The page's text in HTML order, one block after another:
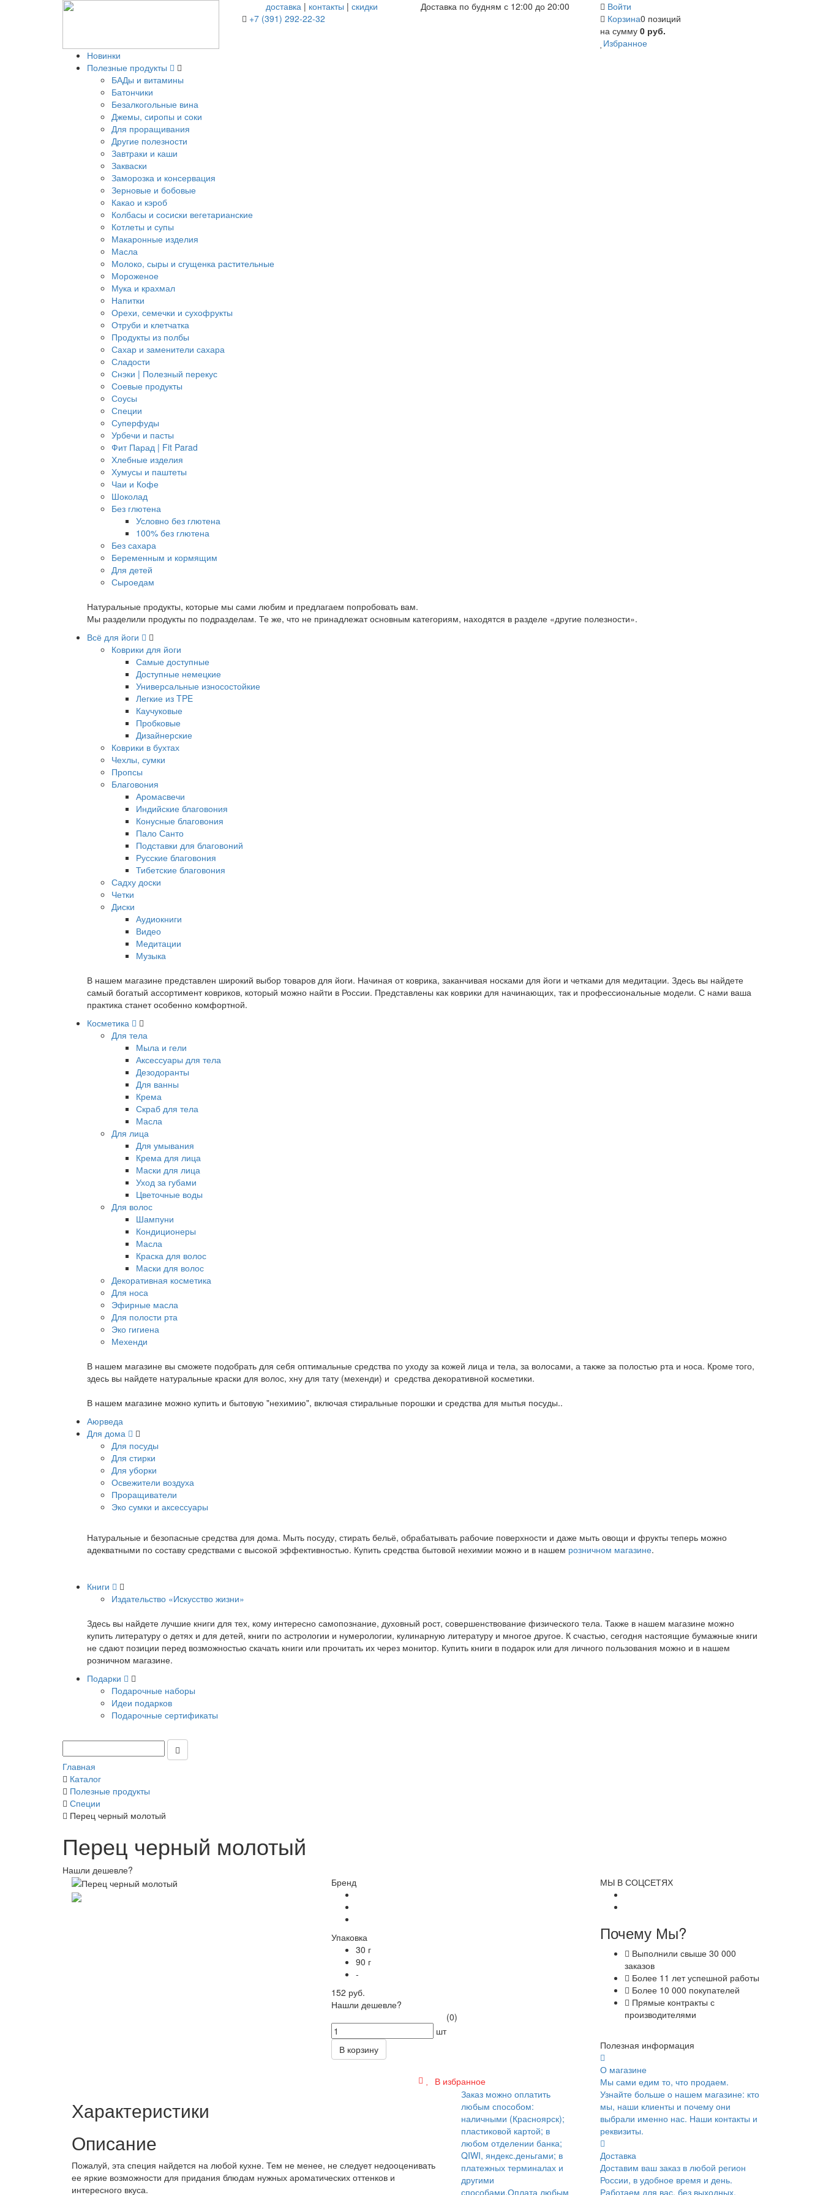
доставка | контакты |скидки
+7 (391) 292-22-32
Доставка по будням с 12:00 до 20:00
Войти
Корзина0 позиций
на сумму 0 руб.
Избранное
Новинки
Полезные продукты
БАДы и витамины
Батончики
Безалкогольные вина
Джемы, сиропы и соки
Для проращивания
Другие полезности
Завтраки и каши
Закваски
Заморозка и консервация
Зерновые и бобовые
Какао и кэроб
Колбасы и сосиски вегетарианские
Котлеты и супы
Макаронные изделия
Масла
Молоко, сыры и сгущенка растительные
Мороженое
Мука и крахмал
Напитки
Орехи, семечки и сухофрукты
Отруби и клетчатка
Продукты из полбы
Сахар и заменители сахара
Сладости
Снэки | Полезный перекус
Соевые продукты
Соусы
Специи
Суперфуды
Урбечи и пасты
Фит Парад | Fit Parad
Хлебные изделия
Хумусы и паштеты
Чаи и Кофе
Шоколад
Без глютена
Условно без глютена
100% без глютена
Без сахара
Беременным и кормящим
Для детей
Сыроедам
Натуральные продукты, которые мы сами любим и предлагаем попробовать вам.
Мы разделили продукты по подразделам. Те же, что не принадлежат основным категориям, находятся в разделе «другие полезности».
Всё для йоги
Коврики для йоги
Самые доступные
Доступные немецкие
Универсальные износостойкие
Легкие из TPE
Каучуковые
Пробковые
Дизайнерские
Коврики в бухтах
Чехлы, сумки
Пропсы
Благовония
Аромасвечи
Индийские благовония
Конусные благовония
Пало Санто
Подставки для благовоний
Русские благовония
Тибетские благовония
Садху доски
Четки
Диски
Аудиокниги
Видео
Медитации
Музыка
В нашем магазине представлен широкий выбор товаров для йоги. Начиная от коврика, заканчивая носками для йоги и четками для медитации. Здесь вы найдете
самый богатый ассортимент ковриков, который можно найти в России. Представлены как коврики для начинающих, так и профессиональные модели. С нами ваша
практика станет особенно комфортной.
Косметика
Для тела
Мыла и гели
Аксессуары для тела
Дезодоранты
Для ванны
Крема
Скраб для тела
Масла
Для лица
Для умывания
Крема для лица
Маски для лица
Уход за губами
Цветочные воды
Для волос
Шампуни
Кондиционеры
Масла
Краска для волос
Маски для волос
Декоративная косметика
Для носа
Эфирные масла
Для полости рта
Эко гигиена
Мехенди
В нашем магазине вы сможете подобрать для себя оптимальные средства по уходу за кожей лица и тела, за волосами, а также за полостью рта и носа. Кроме того,
здесь вы найдете натуральные краски для волос, хну для тату (мехенди) и средства декоративной косметики.
В нашем магазине можно купить и бытовую "нехимию", включая стиральные порошки и средства для мытья посуды..
Аюрведа
Для дома
Для посуды
Для стирки
Для уборки
Освежители воздуха
Проращиватели
Эко сумки и аксессуары
Натуральные и безопасные средства для дома. Мыть посуду, стирать бельё, обрабатывать рабочие поверхности и даже мыть овощи и фрукты теперь можно
адекватными по составу средствами с высокой эффективностью. Купить средства бытовой нехимии можно и в нашем розничном магазине.
Книги
Издательство «Искусство жизни»
Здесь вы найдете лучшие книги для тех, кому интересно самопознание, духовный рост, совершенствование физического тела. Также в нашем магазине можно
купить литературу о детях и для детей, книги по астрологии и нумерологии, кулинарную литературу и многое другое. К счастью, сегодня настоящие бумажные книги
не сдают позиции перед возможностью скачать книги или прочитать их через монитор. Купить книги в подарок или для личного пользования можно и в нашем
розничном магазине.
Подарки
Подарочные наборы
Идеи подарков
Подарочные сертификаты
Главная
Каталог
Полезные продукты
Специи
Перец черный молотый
Перец черный молотый
Нашли дешевле?
Бренд
Упаковка
30 г
90 г
-
152 руб.
Нашли дешевле?
(0)
шт
В корзину
В избранное
Характеристики
Описание
Пожалуй, эта специя найдется на любой кухне. Тем не менее, не следует недооценивать
ее яркие возможности для придания блюдам нужных ароматических оттенков и
интересного вкуса.
Заказ можно оплатить
любым способом:
наличными (Красноярск);
пластиковой картой; в
любом отделении банка;
QIWI, яндекс.деньгами; в
платежных терминалах и
другими
способами.Оплата любым
МЫ В СОЦСЕТЯХ
Почему Мы?
Выполнили свыше 30 000
заказов
Более 11 лет успешной работы
Более 10 000 покупателей
Прямые контракты с
производителями
Полезная информация
О магазине
Мы сами едим то, что продаем.
Узнайте больше о нашем магазине: кто
мы, наши клиенты и почему они
выбрали именно нас. Наши контакты и
реквизиты.
Доставка
Доставим ваш заказ в любой регион
России, в удобное время и день.
Работаем для вас, без выходных.